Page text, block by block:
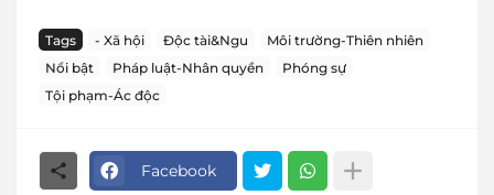
Tags - Xã hội Độc tài&Ngu
Môi trường-Thiên nhiên
Nổi bật
Pháp luật-Nhân quyền
Phóng sự
Tội phạm-Ác độc
Facebook